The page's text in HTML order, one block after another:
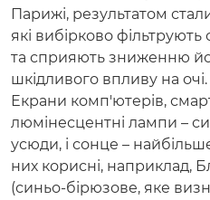
Парижі, результатом
які вибірково фільтрують
та сприяють зниженню
шкідливого впливу на очі.
Екрани комп'ютерів,
люмінесцентні лампи –
усюди, і сонце –
них корисні, наприклад,
(синьо-бірюзове, яке